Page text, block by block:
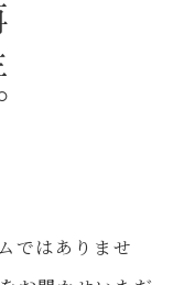
ではありませ